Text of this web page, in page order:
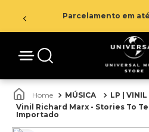
Parcelamento em
MÚSICA LP | VINIL
Vinil Richard Marx - Stories To
Importado